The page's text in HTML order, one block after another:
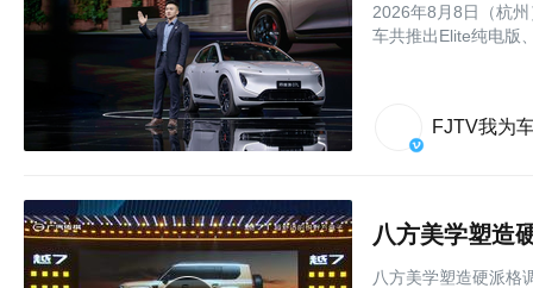
2026年8月8日（杭
车共推出Elite纯电版
FJTV我为
八方美学塑造
八方美学塑造硬派格